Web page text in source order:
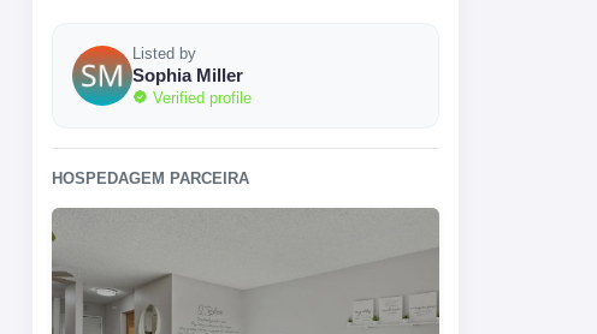
Listed by
Sophia Miller
Verified profile
HOSPEDAGEM PARCEIRA